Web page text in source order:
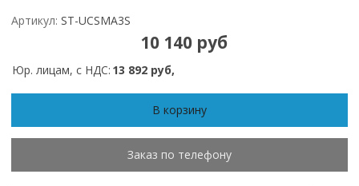
Артикул: ST-UCSMA3S
10 140 руб
Юр. лицам, с НДС: 13 892 руб,
В корзину
Заказ по телефону